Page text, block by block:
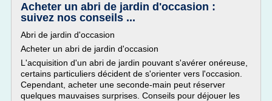
Acheter un abri de jardin d'occasion :
suivez nos conseils ...
Abri de jardin d'occasion
Acheter un abri de jardin d'occasion
L'acquisition d'un abri de jardin pouvant s'avérer onéreuse,
certains particuliers décident de s'orienter vers l'occasion.
Cependant, acheter une seconde-main peut réserver
quelques mauvaises surprises. Conseils pour déjouer les